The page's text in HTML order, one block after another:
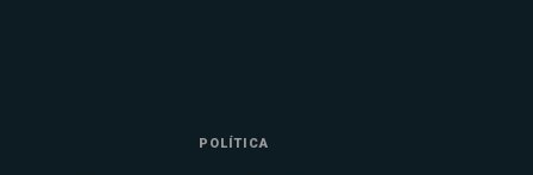
POLÍTICA